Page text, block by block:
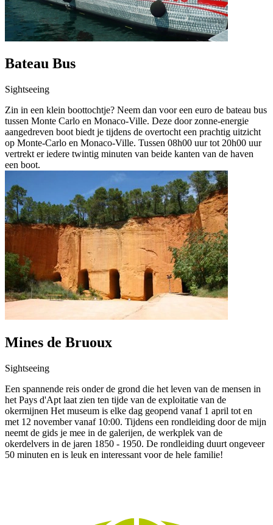
Bateau Bus
Sightseeing
Zin in een klein boottochtje? Neem dan voor een euro de bateau bus
tussen Monte Carlo en Monaco-Ville. Deze door zonne-energie
aangedreven boot biedt je tijdens de overtocht een prachtig uitzicht
op Monte-Carlo en Monaco-Ville. Tussen 08h00 uur tot 20h00 uur
vertrekt er iedere twintig minuten van beide kanten van de haven
een boot.
Mines de Bruoux
Sightseeing
Een spannende reis onder de grond die het leven van de mensen in
het Pays d'Apt laat zien ten tijde van de exploitatie van de
okermijnen Het museum is elke dag geopend vanaf 1 april tot en
met 12 november vanaf 10:00. Tijdens een rondleiding door de mijn
neemt de gids je mee in de galerijen, de werkplek van de
okerdelvers in de jaren 1850 - 1950. De rondleiding duurt ongeveer
50 minuten en is leuk en interessant voor de hele familie!